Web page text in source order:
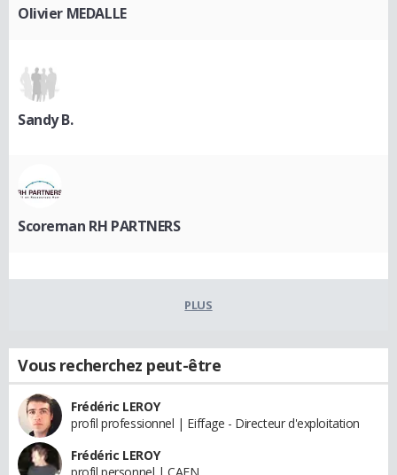
Olivier MEDALLE
Sandy B.
Scoreman RH PARTNERS
PLUS
Vous recherchez peut-être
Frédéric LEROY
profil professionnel | Eiffage - Directeur d'exploitation
Frédéric LEROY